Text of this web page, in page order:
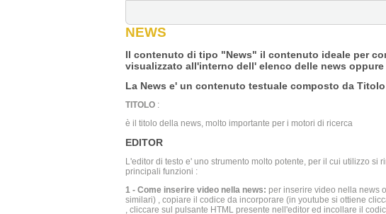
NEWS
Il contenuto di tipo "News" il contenuto ideale per
visualizzato all'interno dell' elenco delle news
La News e' un contenuto testuale composto da
TITOLO :
è il titolo della news, molto importante per i motori di ricerca
EDITOR
L'editor di testo e' uno strumento molto potente, per il cui utilizzo
principali funzioni :
1 - Come inserire video nella news: per inserire video nella news
similari) , copiare il codice da incorporare (in youtube si ottiene
, cliccare sul pulsante HTML presente nell'editor ed incollare il